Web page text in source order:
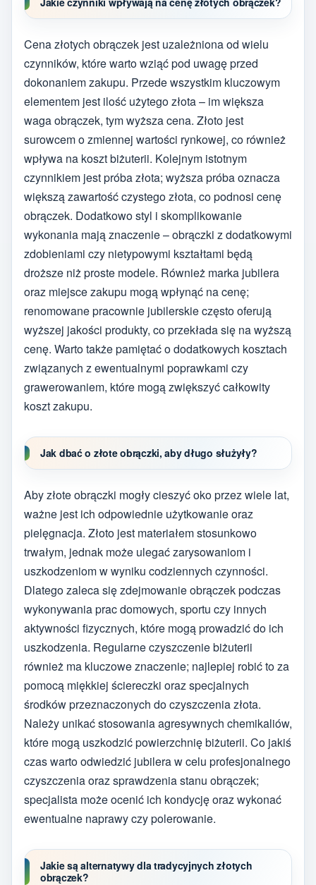
Cena złotych obrączek jest uzależniona od wielu
czynników, które warto wziąć pod uwagę przed
dokonaniem zakupu. Przede wszystkim kluczowym
elementem jest ilość użytego złota – im większa
waga obrączek, tym wyższa cena. Złoto jest
surowcem o zmiennej wartości rynkowej, co również
wpływa na koszt biżuterii. Kolejnym istotnym
czynnikiem jest próba złota; wyższa próba oznacza
większą zawartość czystego złota, co podnosi cenę
obrączek. Dodatkowo styl i skomplikowanie
wykonania mają znaczenie – obrączki z dodatkowymi
zdobieniami czy nietypowymi kształtami będą
droższe niż proste modele. Również marka jubilera
oraz miejsce zakupu mogą wpłynąć na cenę;
renomowane pracownie jubilerskie często oferują
wyższej jakości produkty, co przekłada się na wyższą
cenę. Warto także pamiętać o dodatkowych kosztach
związanych z ewentualnymi poprawkami czy
grawerowaniem, które mogą zwiększyć całkowity
koszt zakupu.
Jak dbać o złote obrączki, aby długo służyły?
Aby złote obrączki mogły cieszyć oko przez wiele lat,
ważne jest ich odpowiednie użytkowanie oraz
pielęgnacja. Złoto jest materiałem stosunkowo
trwałym, jednak może ulegać zarysowaniom i
uszkodzeniom w wyniku codziennych czynności.
Dlatego zaleca się zdejmowanie obrączek podczas
wykonywania prac domowych, sportu czy innych
aktywności fizycznych, które mogą prowadzić do ich
uszkodzenia. Regularne czyszczenie biżuterii
również ma kluczowe znaczenie; najlepiej robić to za
pomocą miękkiej ściereczki oraz specjalnych
środków przeznaczonych do czyszczenia złota.
Należy unikać stosowania agresywnych chemikaliów,
które mogą uszkodzić powierzchnię biżuterii. Co jakiś
czas warto odwiedzić jubilera w celu profesjonalnego
czyszczenia oraz sprawdzenia stanu obrączek;
specjalista może ocenić ich kondycję oraz wykonać
ewentualne naprawy czy polerowanie.
Jakie są alternatywy dla tradycyjnych złotych
obrączek?